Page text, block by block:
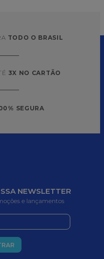
TODO O BRASIL
3X NO CARTÃO
SEGURA
NEWSLETTER
e lançamentos